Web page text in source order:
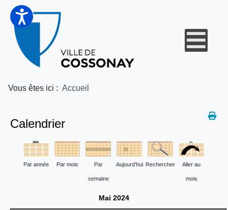
Vous êtes ici : Accueil
Calendrier
Par année Par mois Par
semaine
Aujourd'hui Rechercher Aller au
mois
Mai 2024